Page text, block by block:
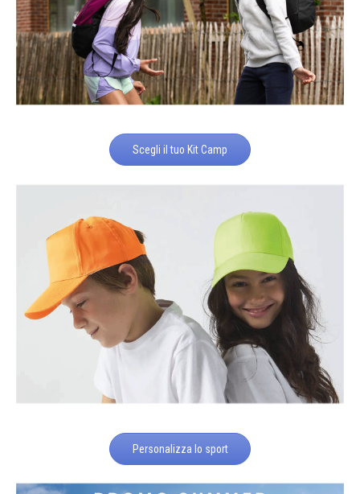
Scegli il tuo Kit Camp
Personalizza lo sport